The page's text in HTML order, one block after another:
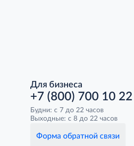
Для бизнеса
+7 (800) 700 10 22
Будни: с 7 до 22 часов
Выходные: с 8 до 22 часов
Форма обратной связи